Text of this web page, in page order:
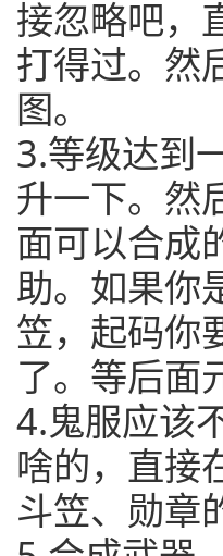
接忽略吧，
打得过。然
图。
3.等级达到
升一下。然
面可以合成
助。如果你
笠，起码你
了。等后面
4.鬼服应该
啥的，直接
斗笠、勋章